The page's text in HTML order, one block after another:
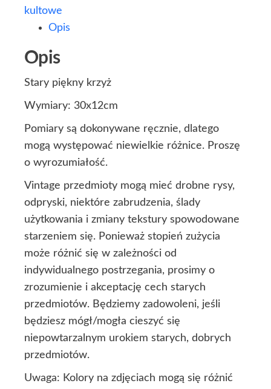
kultowe
Opis
Opis
Stary piękny krzyż
Wymiary: 30x12cm
Pomiary są dokonywane ręcznie, dlatego
mogą występować niewielkie różnice. Proszę
o wyrozumiałość.
Vintage przedmioty mogą mieć drobne rysy,
odpryski, niektóre zabrudzenia, ślady
użytkowania i zmiany tekstury spowodowane
starzeniem się. Ponieważ stopień zużycia
może różnić się w zależności od
indywidualnego postrzegania, prosimy o
zrozumienie i akceptację cech starych
przedmiotów. Będziemy zadowoleni, jeśli
będziesz mógł/mogła cieszyć się
niepowtarzalnym urokiem starych, dobrych
przedmiotów.
Uwaga: Kolory na zdjęciach mogą się różnić